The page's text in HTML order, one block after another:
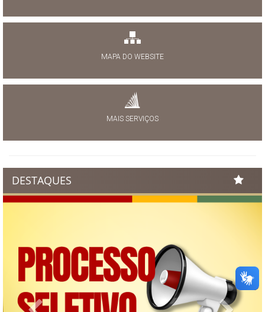
MAPA DO WEBSITE
MAIS SERVIÇOS
DESTAQUES
Previous Next